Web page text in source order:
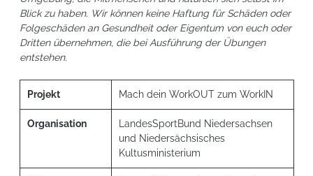
Blick zu haben. Wir können keine Haftung für Schäden oder
Folgeschäden an Gesundheit oder Eigentum von euch oder
Dritten übernehmen, die bei Ausführung der Übungen
entstehen.
Projekt Mach dein WorkOUT zum WorkIN
Organisation
LandesSportBund Niedersachsen
und Niedersächsisches
Kultusministerium